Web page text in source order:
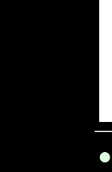
●